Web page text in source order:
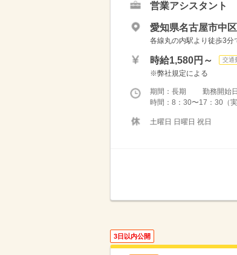
営業アシスタント
愛知県名古屋市中
各線丸の内駅より徒歩3分
時給1,580円～ 交通
※弊社規定による
期間：長期 勤務開始日
時間：8：30〜17：30
土曜日 日曜日 祝日
3日以内公開